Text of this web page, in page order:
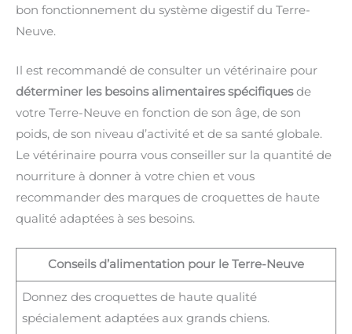
bon fonctionnement du système digestif du Terre-
Neuve.
Il est recommandé de consulter un vétérinaire pour
déterminer les besoins alimentaires spécifiquesde
votre Terre-Neuve en fonction de son âge, de son
poids, de son niveau d’activité et de sa santé globale.
Le vétérinaire pourra vous conseiller sur la quantité de
nourriture à donner à votre chien et vous
recommander des marques de croquettes de haute
qualité adaptées à ses besoins.
Conseils d’alimentation pour le Terre-Neuve
Donnez des croquettes de haute qualité
spécialement adaptées aux grands chiens.